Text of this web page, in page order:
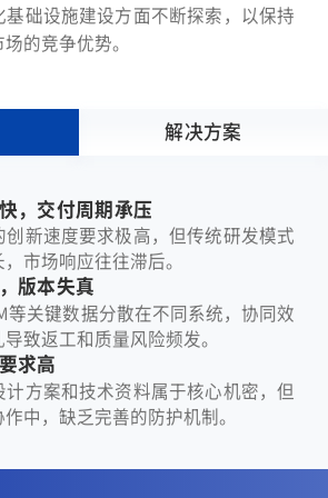
础设施建设方面不断探索，以保持
的竞争优势。
解决方案
，交付周期承压
新速度要求极高，但传统研发模式
市场响应往往滞后。
版本失真
等关键数据分散在不同系统，协同效
致返工和质量风险频发。
求高
方案和技术资料属于核心机密，但
中，缺乏完善的防护机制。